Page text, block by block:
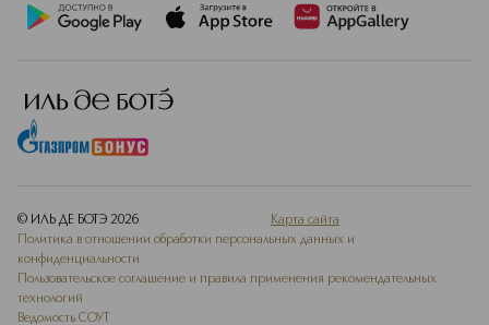
© ИЛЬ ДЕ БОТЭ 2026
Карта сайта
Политика в отношении обработки персональных данных и
конфиденциальности
Пользовательское соглашение и правила применения рекомендательных
технологий
Ведомость СОУТ